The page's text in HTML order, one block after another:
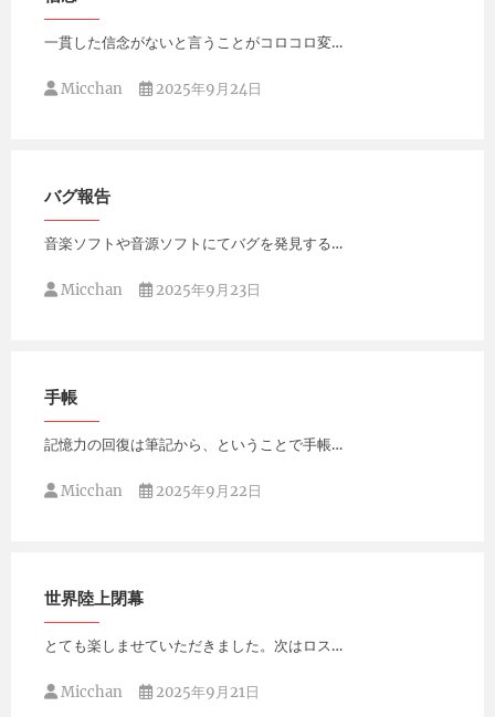
一貫した信念がないと言うことがコロコロ変…
Micchan 2025年9月24日
バグ報告
音楽ソフトや音源ソフトにてバグを発見する…
Micchan 2025年9月23日
手帳
記憶力の回復は筆記から、ということで手帳…
Micchan 2025年9月22日
世界陸上閉幕
とても楽しませていただきました。次はロス…
Micchan 2025年9月21日